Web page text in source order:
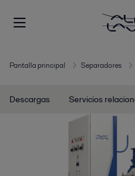
Pantalla principal Separadores
Descargas Servicios